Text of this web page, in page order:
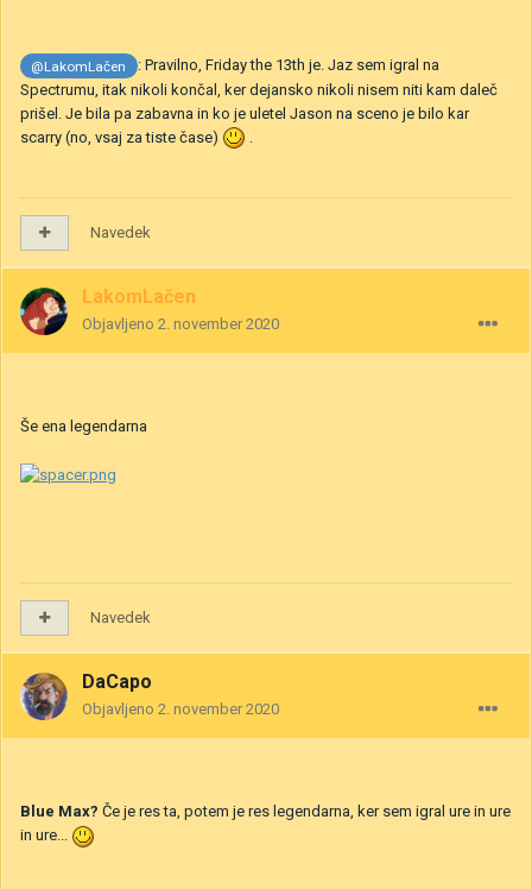
@LakomLačen
: Pravilno, Friday the 13th je. Jaz sem igral na
Spectrumu, itak nikoli končal, ker dejansko nikoli nisem niti kam daleč
prišel. Je bila pa zabavna in ko je uletel Jason na sceno je bilo kar
scarry (no, vsaj za tiste čase)
Navedek
LakomLačen
Objavljeno 2. november 2020
Še ena legendarna
Navedek
DaCapo
Objavljeno 2. november 2020
Blue Max? Če je res ta, potem je res legendarna, ker sem igral ure in ure
in ure...